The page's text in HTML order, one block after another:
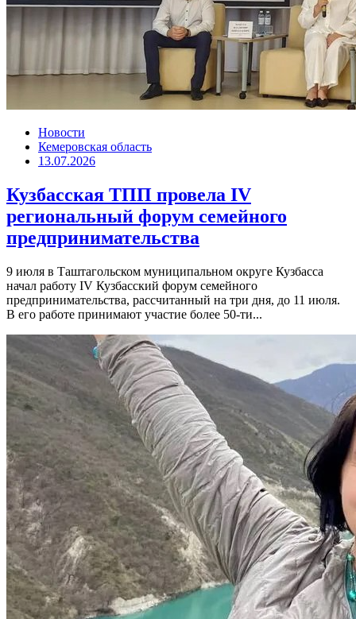
Новости
Кемеровская область
13.07.2026
Кузбасская ТПП провела IV
региональный форум семейного
предпринимательства
9 июля в Таштагольском муниципальном округе Кузбасса
начал работу IV Кузбасский форум семейного
предпринимательства, рассчитанный на три дня, до 11 июля.
В его работе принимают участие более 50-ти...